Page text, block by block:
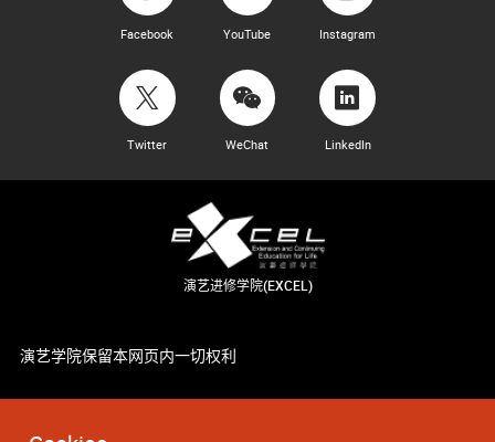
Facebook YouTube Instagram
Twitter WeChat LinkedIn
演艺进修学院(EXCEL)
演艺学院保留本网页内一切权利